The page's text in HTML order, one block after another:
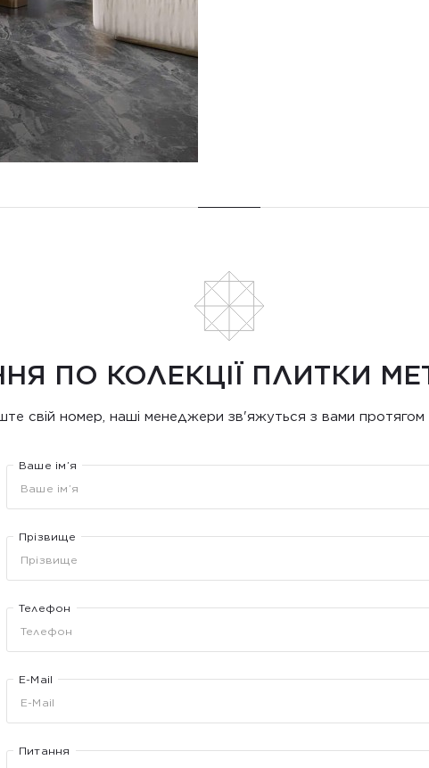
ПО КОЛЕКЦІЇ ПЛИТКИ
свій номер, наші менеджери зв'яжуться з вами протягом
Ваше ім’я
Прізвище
Телефон
E-Mail
Питання